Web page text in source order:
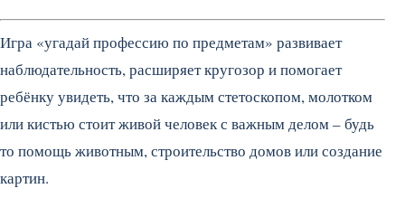
Игра «угадай профессию по предметам» развивает
наблюдательность, расширяет кругозор и помогает
ребёнку увидеть, что за каждым стетоскопом, молотком
или кистью стоит живой человек с важным делом – будь
то помощь животным, строительство домов или создание
картин.